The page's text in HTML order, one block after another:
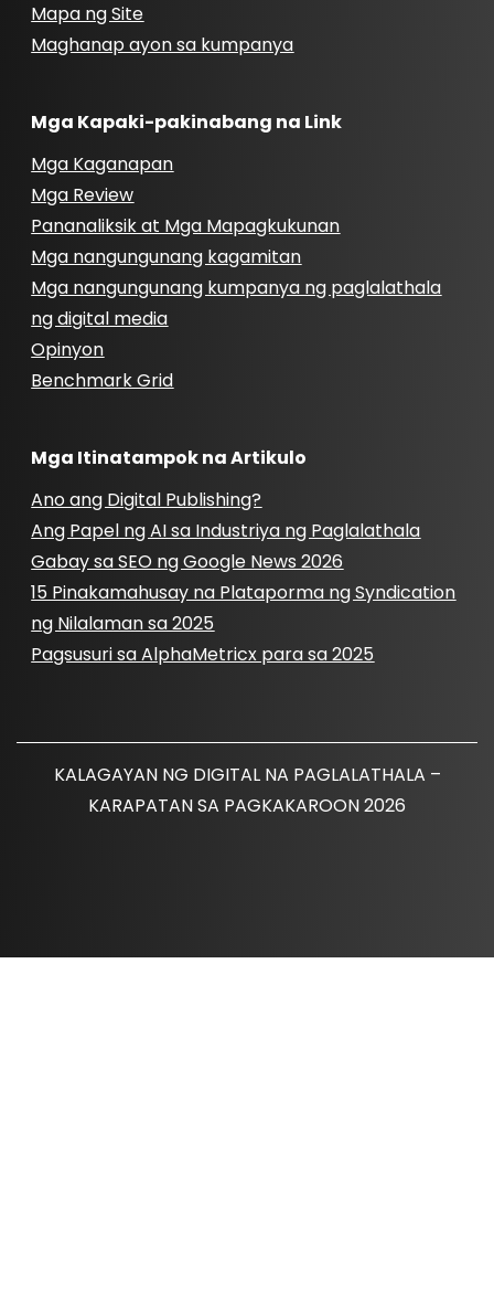
Mapa ng Site
Maghanap ayon sa kumpanya
Mga Kapaki-pakinabang na Link
Mga Kaganapan
Mga Review
Pananaliksik at Mga Mapagkukunan
Mga nangungunang kagamitan
Mga nangungunang kumpanya ng paglalathala
ng digital media
Opinyon
Benchmark Grid
Mga Itinatampok na Artikulo
Ano ang Digital Publishing?
Ang Papel ng AI sa Industriya ng Paglalathala
Gabay sa SEO ng Google News 2026
15 Pinakamahusay na Plataporma ng Syndication
ng Nilalaman sa 2025
Pagsusuri sa AlphaMetricx para sa 2025
KALAGAYAN NG DIGITAL NA PAGLALATHALA –
KARAPATAN SA PAGKAKAROON 2026